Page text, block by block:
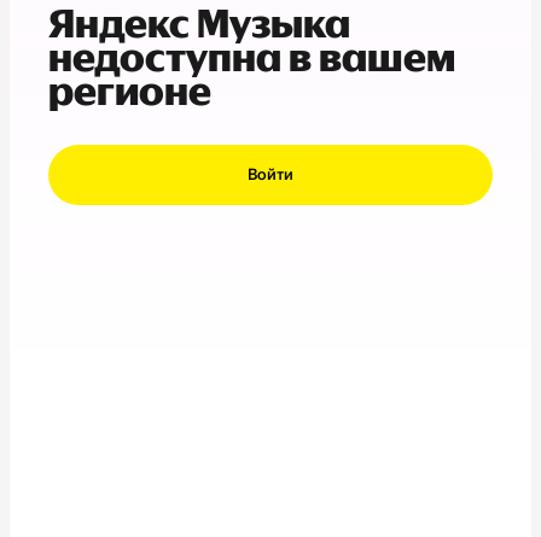
Яндекс Музыка
недоступна в вашем
регионе
Войти